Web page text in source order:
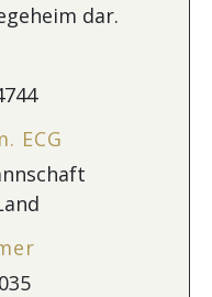
dar.
ECG